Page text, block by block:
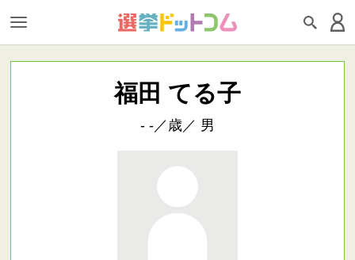
福田 てる子
- -／歳／ 男